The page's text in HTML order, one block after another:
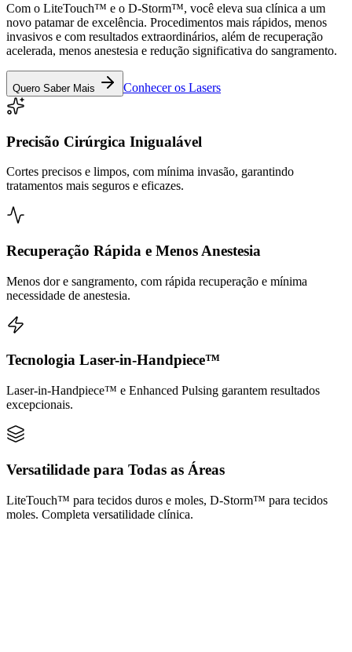
Com o LiteTouch™ e o D-Storm™, você eleva sua clínica a um
novo patamar de excelência. Procedimentos mais rápidos, menos
invasivos e com resultados extraordinários, além de recuperação
acelerada, menos anestesia e redução significativa do sangramento.
Quero Saber Mais Conhecer os Lasers
Precisão Cirúrgica Inigualável
Cortes precisos e limpos, com mínima invasão, garantindo
tratamentos mais seguros e eficazes.
Recuperação Rápida e Menos Anestesia
Menos dor e sangramento, com rápida recuperação e mínima
necessidade de anestesia.
Tecnologia Laser-in-Handpiece™
Laser-in-Handpiece™ e Enhanced Pulsing garantem resultados
excepcionais.
Versatilidade para Todas as Áreas
LiteTouch™ para tecidos duros e moles, D-Storm™ para tecidos
moles. Completa versatilidade clínica.